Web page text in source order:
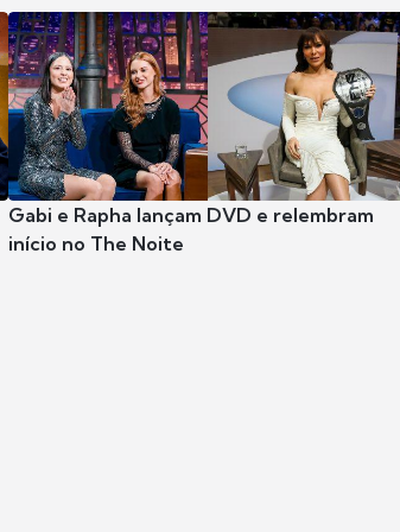
Gabi e Rapha lançam DVD e relembram
início no The Noite